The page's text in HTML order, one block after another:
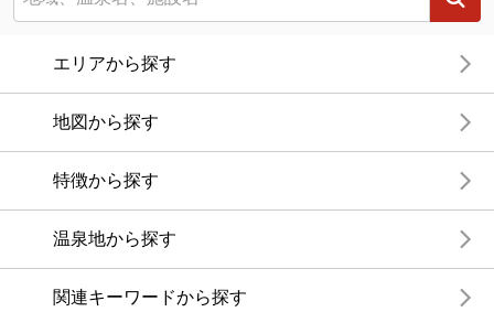
エリアから探す
地図から探す
特徴から探す
温泉地から探す
関連キーワードから探す